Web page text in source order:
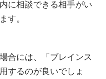
に相談できる相手がい
す。
合には、「ブレインス
するのが良いでしょ